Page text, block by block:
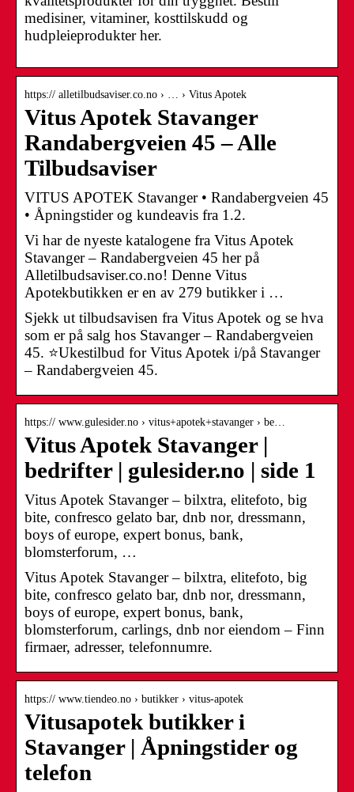
medisiner, vitaminer, kosttilskudd og
hudpleieprodukter her.
https:// alletilbudsaviser.co.no › … › Vitus Apotek
Vitus Apotek Stavanger
Randabergveien 45 – Alle
Tilbudsaviser
VITUS APOTEK Stavanger • Randabergveien 45
• Åpningstider og kundeavis fra 1.2.
Vi har de nyeste katalogene fra Vitus Apotek
Stavanger – Randabergveien 45 her på
Alletilbudsaviser.co.no! Denne Vitus
Apotekbutikken er en av 279 butikker i …
Sjekk ut tilbudsavisen fra Vitus Apotek og se hva
som er på salg hos Stavanger – Randabergveien
45. ⭐Ukestilbud for Vitus Apotek i/på Stavanger
– Randabergveien 45.
https:// www.gulesider.no › vitus+apotek+stavanger › be…
Vitus Apotek Stavanger |
bedrifter | gulesider.no | side 1
Vitus Apotek Stavanger – bilxtra, elitefoto, big
bite, confresco gelato bar, dnb nor, dressmann,
boys of europe, expert bonus, bank,
blomsterforum, …
Vitus Apotek Stavanger – bilxtra, elitefoto, big
bite, confresco gelato bar, dnb nor, dressmann,
boys of europe, expert bonus, bank,
blomsterforum, carlings, dnb nor eiendom – Finn
firmaer, adresser, telefonnumre.
https:// www.tiendeo.no › butikker › vitus-apotek
Vitusapotek butikker i
Stavanger | Åpningstider og
telefon